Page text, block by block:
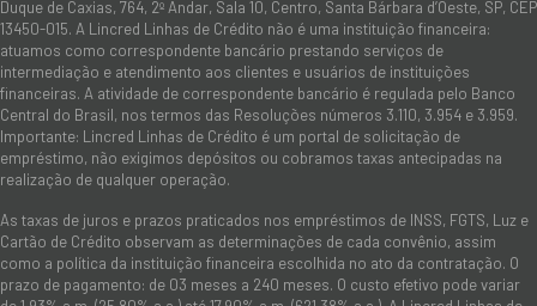
Duque de Caxias, 764, 2º Andar, Sala 10, Centro, Santa Bárbara d’Oeste, SP, CEP
13450-015. A Lincred Linhas de Crédito não é uma instituição financeira:
atuamos como correspondente bancário prestando serviços de
intermediação e atendimento aos clientes e usuários de instituições
financeiras. A atividade de correspondente bancário é regulada pelo Banco
Central do Brasil, nos termos das Resoluções números 3.110, 3.954 e 3.959.
Importante: Lincred Linhas de Crédito é um portal de solicitação de
empréstimo, não exigimos depósitos ou cobramos taxas antecipadas na
realização de qualquer operação.
As taxas de juros e prazos praticados nos empréstimos de INSS, FGTS, Luz e
Cartão de Crédito observam as determinações de cada convênio, assim
como a política da instituição financeira escolhida no ato da contratação. O
prazo de pagamento: de 03 meses a 240 meses. O custo efetivo pode variar